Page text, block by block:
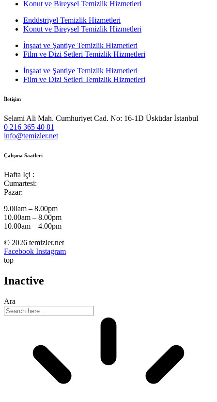
Konut ve Bireysel Temizlik Hizmetleri
Endüstriyel Temizlik Hizmetleri
Konut ve Bireysel Temizlik Hizmetleri
İnşaat ve Şantiye Temizlik Hizmetleri
Film ve Dizi Setleri Temizlik Hizmetleri
İnşaat ve Şantiye Temizlik Hizmetleri
Film ve Dizi Setleri Temizlik Hizmetleri
İletişim
Selami Ali Mah. Cumhuriyet Cad. No: 16-1D Üsküdar İstanbul
0 216 365 40 81
info@temizler.net
Çalışma Saatleri
Hafta İçi :
Cumartesi:
Pazar:
9.00am – 8.00pm
10.00am – 8.00pm
10.00am – 4.00pm
© 2026 temizler.net
Facebook Instagram
top
Inactive
Ara